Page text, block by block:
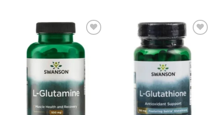
Kívánságlistához
adás
Kívánságlistához
adás